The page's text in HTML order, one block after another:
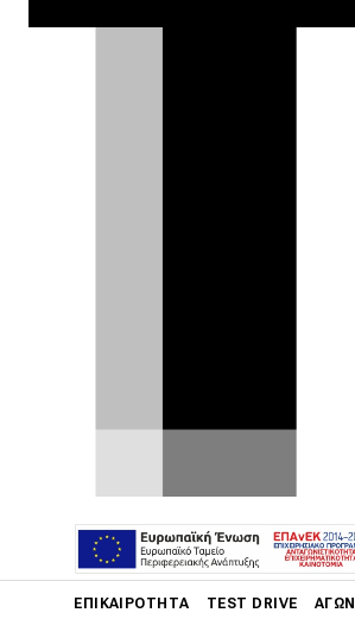
ΕΠΙΚΑΙΡΌΤΗΤΑ TEST DRIVE
της αυτοκίνησης;
Είδες τη Ferrari Luce και